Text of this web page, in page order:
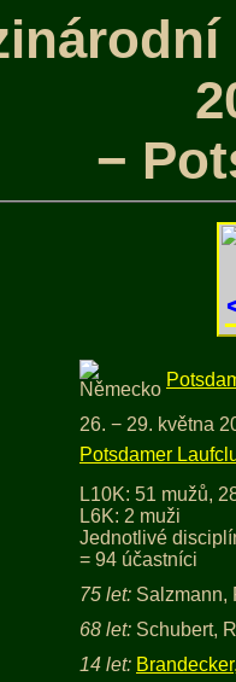
−
26. − 29. května
Potsdamer
L10K: 51 mužů,
L6K: 2 muži
Jednotlivé
= 94 účastníci
75 let: Salzmann,
68 let: Schubert,
14 let: